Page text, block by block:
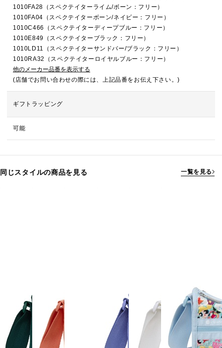
1010FA28（スペクテイターライム/ボーン：フリー）
1010FA04（スペクテイターボーン/ネイビー：フリー）
1010C466（スペクテイターディープブルー：フリー）
1010E849（スペクテイターブラック：フリー）
1010LD11（スペクテイターサンドバー/ブラック：フリー）
1010RA32（スペクテイターロイヤルブルー：フリー）
他のメーカー品番を表示する
(店舗でお問い合わせの際には、上記品番をお伝え下さい。)
ギフトラッピング
可能
同じスタイルの商品を見る 一覧を見る